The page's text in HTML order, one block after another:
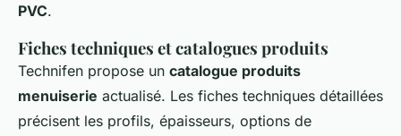
PVC.
Fiches techniques et catalogues produits
Technifen propose un catalogue produits
menuiserie actualisé. Les fiches techniques détaillées
précisent les profils, épaisseurs, options de